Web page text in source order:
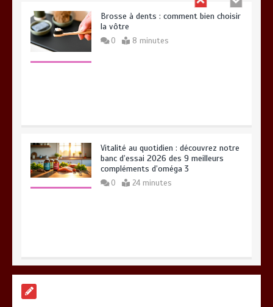
Brosse à dents : comment bien choisir
la vôtre
0 8 minutes
Vitalité au quotidien : découvrez notre
banc d’essai 2026 des 9 meilleurs
compléments d’oméga 3
0 24 minutes